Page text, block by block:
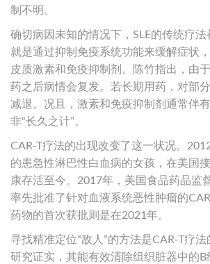
制不明。
确切病因未知的情况下，SLE的传统疗
就是通过抑制免疫系统功能来缓解症状
皮质激素和免疫抑制剂。陈竹指出，由
药之后病情会复发。若长期用药，对部
减退。况且，激素和免疫抑制剂通常伴
非“长久之计”。
CAR-T疗法的出现改变了这一状况。
的患急性淋巴性白血病的女孩，在美国
康存活至今。2017年，美国食品药品监
率先批准了针对血液系统恶性肿瘤的
药物的首次获批则是在2021年。
寻找精准定位“敌人”的方法是CAR-T疗
研究证实，其能有效清除组织脏器中的B